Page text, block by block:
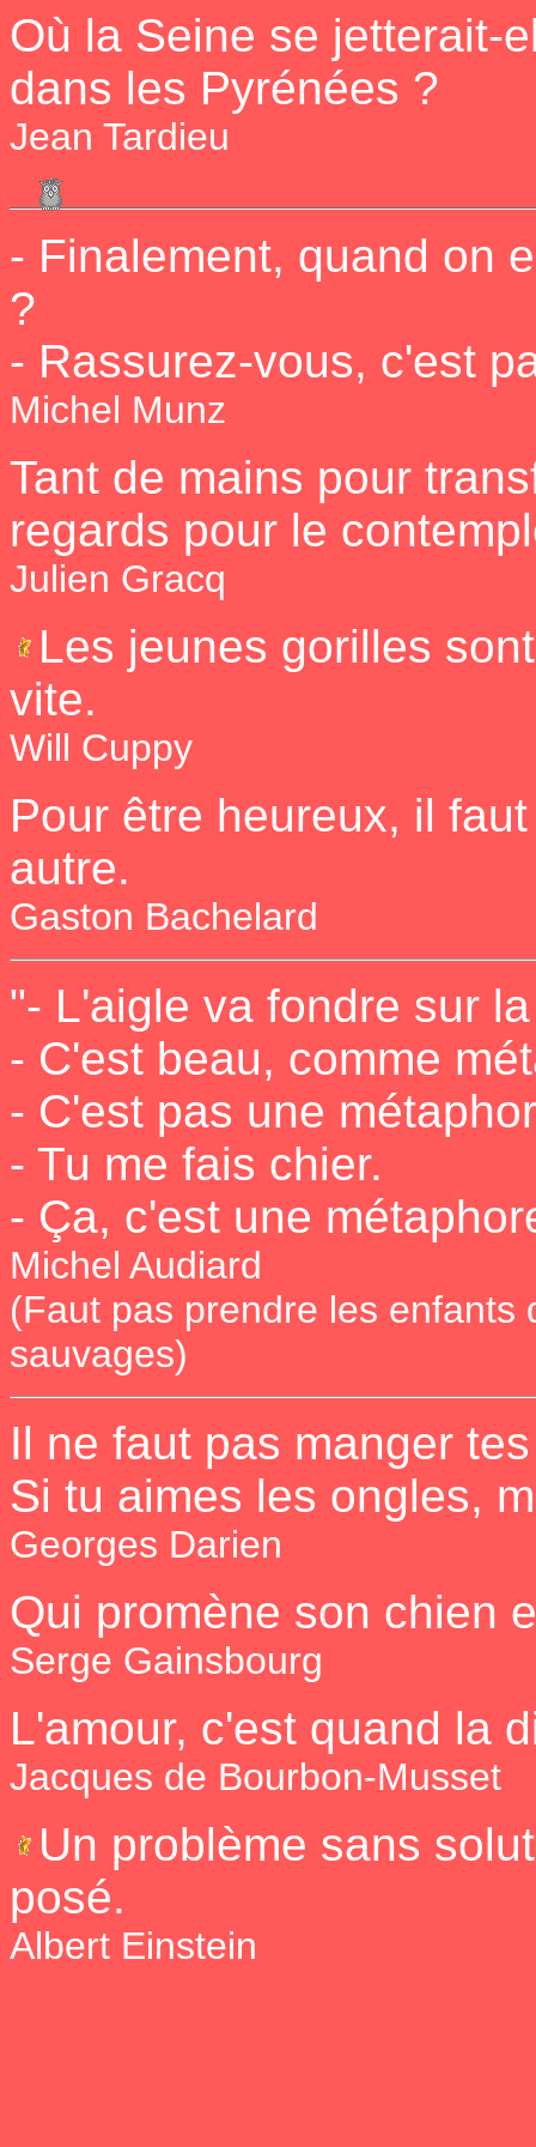
Où la Seine se jetterait-
dans les Pyrénées ?
Jean Tardieu
- Finalement, quand on
?
- Rassurez-vous, c'est
Michel Munz
Tant de mains pour
regards pour le
Julien Gracq
Les jeunes gorilles
vite.
Will Cuppy
Pour être heureux, il
autre.
Gaston Bachelard
"- L'aigle va fondre sur
- C'est beau, comme
- C'est pas une
- Tu me fais chier.
- Ça, c'est une
Michel Audiard
(Faut pas prendre les
sauvages)
Il ne faut pas manger
Si tu aimes les ongles,
Georges Darien
Qui promène son chien
Serge Gainsbourg
L'amour, c'est quand la
Jacques de Bourbon-Musset
Un problème sans
posé.
Albert Einstein